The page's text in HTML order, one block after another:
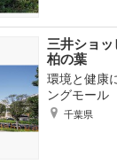
三井ショッ
柏の葉
環境と健康
ングモール
千葉県